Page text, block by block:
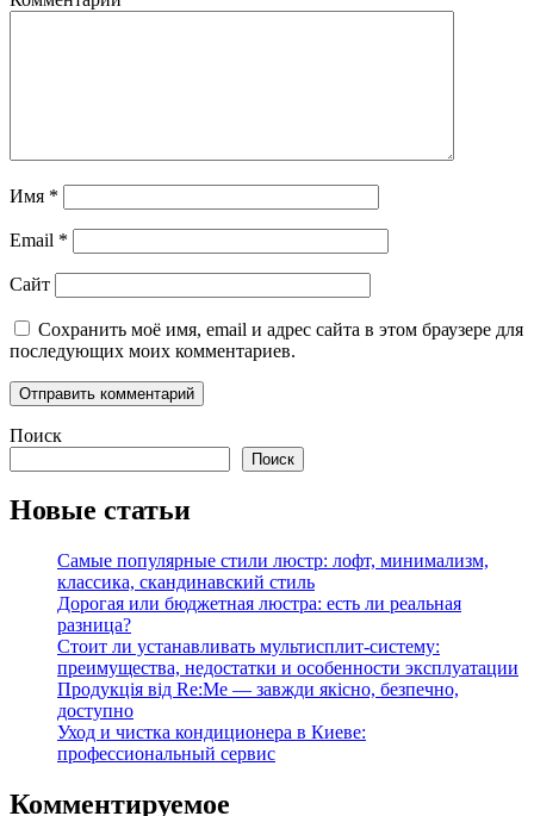
Имя *
Email *
Сайт
Сохранить моё имя, email и адрес сайта в этом браузере для
последующих моих комментариев.
Поиск
Поиск
Новые статьи
Самые популярные стили люстр: лофт, минимализм,
классика, скандинавский стиль
Дорогая или бюджетная люстра: есть ли реальная
разница?
Стоит ли устанавливать мультисплит-систему:
преимущества, недостатки и особенности эксплуатации
Продукція від Re:Me — завжди якісно, безпечно,
доступно
Уход и чистка кондиционера в Киеве:
профессиональный сервис
Комментируемое